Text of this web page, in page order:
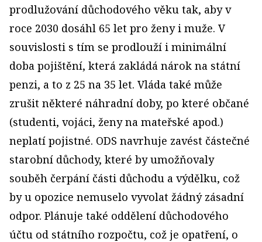
prodlužování důchodového věku tak, aby v
roce 2030 dosáhl 65 let pro ženy i muže. V
souvislosti s tím se prodlouží i minimální
doba pojištění, která zakládá nárok na státní
penzi, a to z 25 na 35 let. Vláda také může
zrušit některé náhradní doby, po které občané
(studenti, vojáci, ženy na mateřské apod.)
neplatí pojistné. ODS navrhuje zavést částečné
starobní důchody, které by umožňovaly
souběh čerpání části důchodu a výdělku, což
by u opozice nemuselo vyvolat žádný zásadní
odpor. Plánuje také oddělení důchodového
účtu od státního rozpočtu, což je opatření, o